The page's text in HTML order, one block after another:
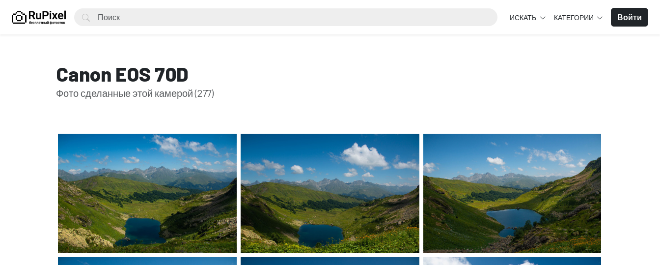
ИСКАТЬ КАТЕГОРИИ Войти
Canon EOS 70D
Фото сделанные этой камерой (277)